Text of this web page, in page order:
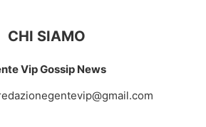
CHI SIAMO
Vip Gossip News